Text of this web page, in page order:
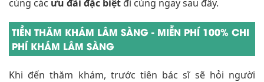
cùng các ưu đãi đặc biệt đi cùng ngay sau đây.
TIỀN THĂM KHÁM LÂM SÀNG - MIỄN PHÍ 100% CHI
PHÍ KHÁM LÂM SÀNG
Khi đến thăm khám, trước tiên bác sĩ sẽ hỏi người